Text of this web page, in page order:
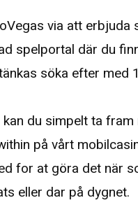
via att erbjuda
spelportal där du
söka efter med
du simpelt ta fram
på vårt
for at göra det när
eller dar på dygnet.